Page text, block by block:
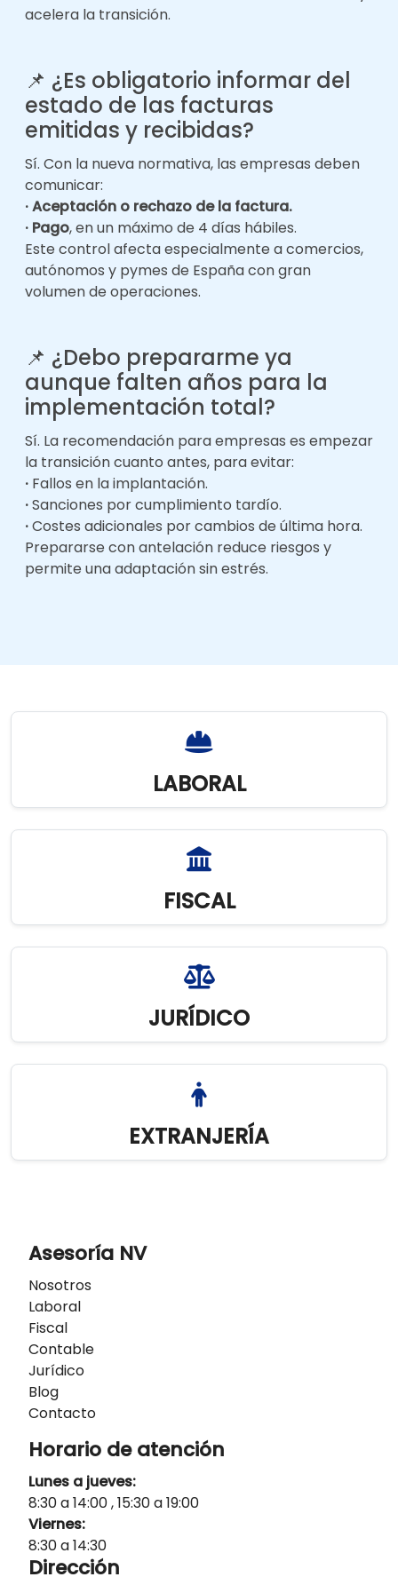
acelera la transición.
📌 ¿Es obligatorio informar del
estado de las facturas
emitidas y recibidas?
Sí. Con la nueva normativa, las empresas deben
comunicar:
·Aceptación o rechazo de la factura.
· Pago, en un máximo de 4 días hábiles.
Este control afecta especialmente a comercios,
autónomos y pymes de España con gran
volumen de operaciones.
📌 ¿Debo prepararme ya
aunque falten años para la
implementación total?
Sí. La recomendación para empresas es empezar
la transición cuanto antes, para evitar:
· Fallos en la implantación.
·Sanciones por cumplimiento tardío.
·Costes adicionales por cambios de última hora.
Prepararse con antelación reduce riesgos y
permite una adaptación sin estrés.
LABORAL
FISCAL
JURÍDICO
EXTRANJERÍA
Asesoría NV
Nosotros
Laboral
Fiscal
Contable
Jurídico
Blog
Contacto
Horario de atención
Lunes a jueves:
8:30 a 14:00 , 15:30 a 19:00
Viernes:
8:30 a 14:30
Dirección